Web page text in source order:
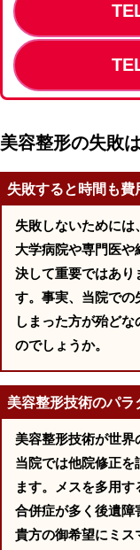
美容整形の失敗
失敗すると時間も
失敗しないためには
大学病院や専門医
決して重要ではあり
す。事実、当院での
しまった方が殆ど
のでしょうか。
美容整形技術のパラ
美容整形技術が世界
当院では他院修正
ます。メスを多用
合併症が多く後遺障
貴方の御希望にミス